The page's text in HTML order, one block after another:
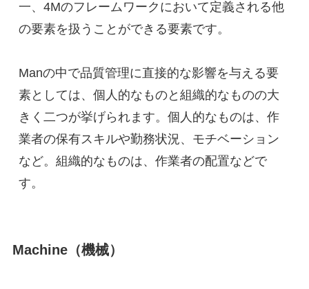
一、4Mのフレームワークにおいて定義される他
の要素を扱うことができる要素です。
Manの中で品質管理に直接的な影響を与える要
素としては、個人的なものと組織的なものの大
きく二つが挙げられます。個人的なものは、作
業者の保有スキルや勤務状況、モチベーション
など。組織的なものは、作業者の配置などで
す。
Machine（機械）